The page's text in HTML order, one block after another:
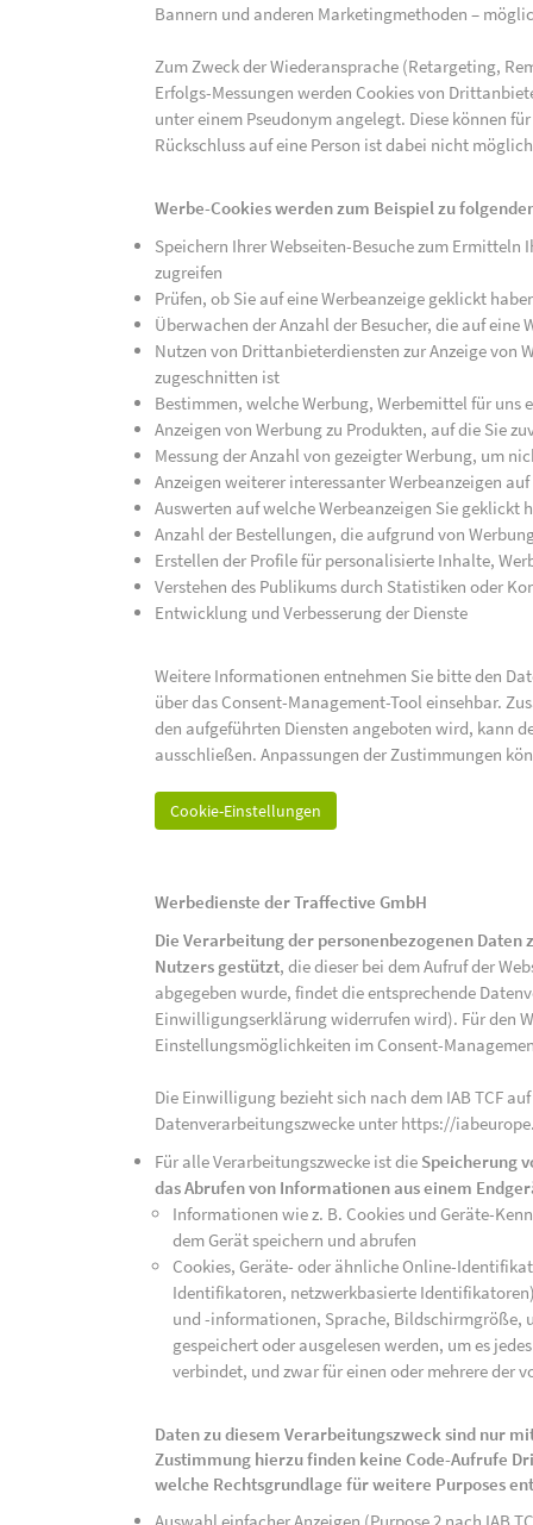
Bannern und anderen Marketingmethoden –
Zum Zweck der Wiederansprache (Retargeting,
Erfolgs-Messungen werden Cookies von
unter einem Pseudonym angelegt. Diese können
Rückschluss auf eine Person ist dabei nicht
Werbe-Cookies werden zum Beispiel zu
Speichern Ihrer Webseiten-Besuche zum
zugreifen
Prüfen, ob Sie auf eine Werbeanzeige geklickt
Überwachen der Anzahl der Besucher, die auf
Nutzen von Drittanbieterdiensten zur Anzeige von
zugeschnitten ist
Bestimmen, welche Werbung, Werbemittel für uns
Anzeigen von Werbung zu Produkten, auf die Sie
Messung der Anzahl von gezeigter Werbung, um
Anzeigen weiterer interessanter Werbeanzeigen
Auswerten auf welche Werbeanzeigen Sie geklickt
Anzahl der Bestellungen, die aufgrund von
Erstellen der Profile für personalisierte Inhalte,
Verstehen des Publikums durch Statistiken oder
Entwicklung und Verbesserung der Dienste
Weitere Informationen entnehmen Sie bitte den
über das Consent-Management-Tool einsehbar.
den aufgeführten Diensten angeboten wird, kann
ausschließen. Anpassungen der Zustimmungen
Cookie-Einstellungen
Werbedienste der Traffective GmbH
Die Verarbeitung der personenbezogenen
Nutzers gestützt, die dieser bei dem Aufruf der
abgegeben wurde, findet die entsprechende
Einwilligungserklärung widerrufen wird). Für den
Einstellungsmöglichkeiten im Consent-
Die Einwilligung bezieht sich nach dem IAB TCF
Datenverarbeitungszwecke unter https://
Für alle Verarbeitungszwecke ist die Speicherung
das Abrufen von Informationen aus einem
Informationen wie z. B. Cookies und Geräte-
dem Gerät speichern und abrufen
Cookies, Geräte- oder ähnliche Online-
Identifikatoren, netzwerkbasierte
und -informationen, Sprache, Bildschirmgröße,
gespeichert oder ausgelesen werden, um es
verbindet, und zwar für einen oder mehrere der
Daten zu diesem Verarbeitungszweck sind nur
Zustimmung hierzu finden keine Code-Aufrufe
welche Rechtsgrundlage für weitere Purposes